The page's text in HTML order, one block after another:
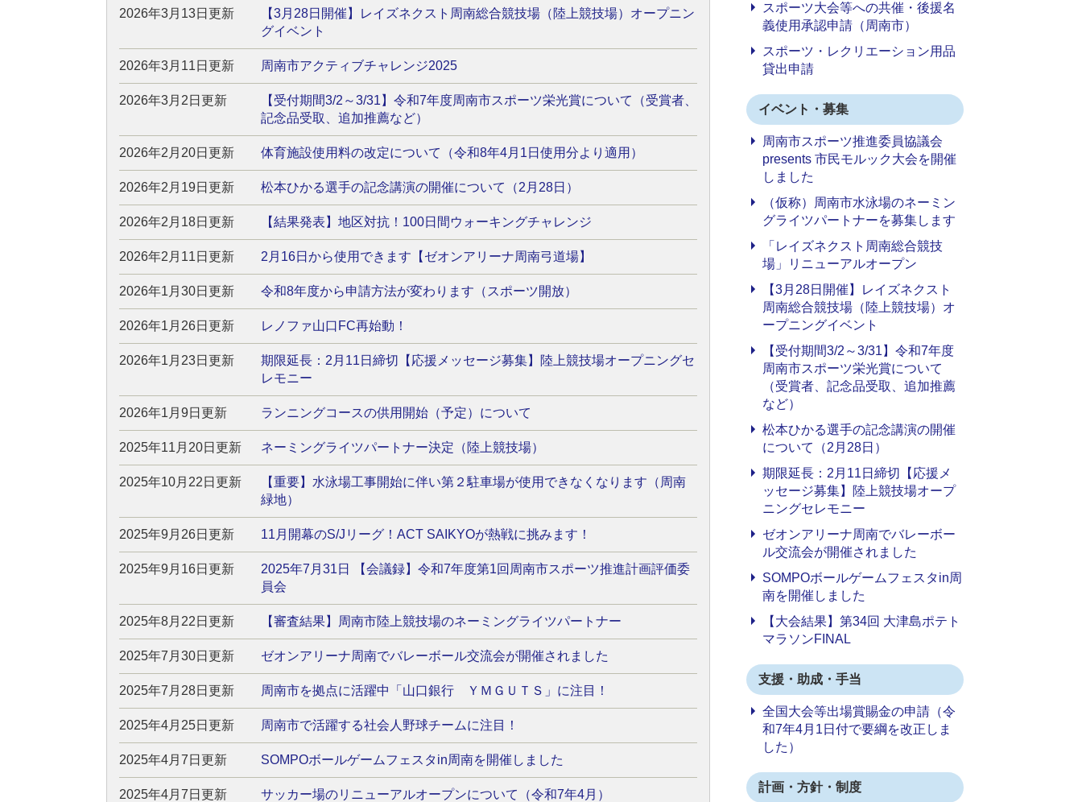
2026年3月13日更新
【3月28日開催】レイズネクスト周南総合競技場（陸上競技場）オープニン
グイベント
2026年3月11日更新 周南市アクティブチャレンジ2025
2026年3月2日更新
【受付期間3/2～3/31】令和7年度周南市スポーツ栄光賞について（受賞者、
記念品受取、追加推薦など）
2026年2月20日更新 体育施設使用料の改定について（令和8年4月1日使用分より適用）
2026年2月19日更新 松本ひかる選手の記念講演の開催について（2月28日）
2026年2月18日更新 【結果発表】地区対抗！100日間ウォーキングチャレンジ
2026年2月11日更新 2月16日から使用できます【ゼオンアリーナ周南弓道場】
2026年1月30日更新 令和8年度から申請方法が変わります（スポーツ開放）
2026年1月26日更新 レノファ山口FC再始動！
2026年1月23日更新
期限延長：2月11日締切【応援メッセージ募集】陸上競技場オープニングセ
レモニー
2026年1月9日更新 ランニングコースの供用開始（予定）について
2025年11月20日更新 ネーミングライツパートナー決定（陸上競技場）
2025年10月22日更新
【重要】水泳場工事開始に伴い第２駐車場が使用できなくなります（周南
緑地）
2025年9月26日更新 11月開幕のS/Jリーグ！ACT SAIKYOが熱戦に挑みます！
2025年9月16日更新
2025年7月31日 【会議録】令和7年度第1回周南市スポーツ推進計画評価委
員会
2025年8月22日更新 【審査結果】周南市陸上競技場のネーミングライツパートナー
2025年7月30日更新 ゼオンアリーナ周南でバレーボール交流会が開催されました
2025年7月28日更新 周南市を拠点に活躍中「山口銀行 ＹＭＧＵＴＳ」に注目！
2025年4月25日更新 周南市で活躍する社会人野球チームに注目！
2025年4月7日更新 SOMPOボールゲームフェスタin周南を開催しました
2025年4月7日更新 サッカー場のリニューアルオープンについて（令和7年4月）
スポーツ大会等への共催・後援名
義使用承認申請（周南市）
スポーツ・レクリエーション用品
貸出申請
イベント・募集
周南市スポーツ推進委員協議会
presents 市民モルック大会を開催
しました
（仮称）周南市水泳場のネーミン
グライツパートナーを募集します
「レイズネクスト周南総合競技
場」リニューアルオープン
【3月28日開催】レイズネクスト
周南総合競技場（陸上競技場）オ
ープニングイベント
【受付期間3/2～3/31】令和7年度
周南市スポーツ栄光賞について
（受賞者、記念品受取、追加推薦
など）
松本ひかる選手の記念講演の開催
について（2月28日）
期限延長：2月11日締切【応援メ
ッセージ募集】陸上競技場オープ
ニングセレモニー
ゼオンアリーナ周南でバレーボー
ル交流会が開催されました
SOMPOボールゲームフェスタin周
南を開催しました
【大会結果】第34回 大津島ポテト
マラソンFINAL
支援・助成・手当
全国大会等出場賞賜金の申請（令
和7年4月1日付で要綱を改正しま
した）
計画・方針・制度